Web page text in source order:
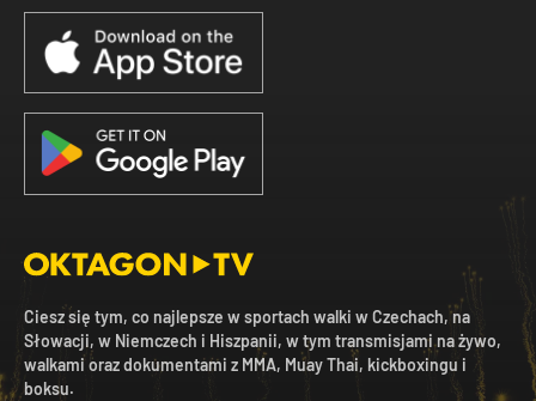
Ciesz się tym, co najlepsze w sportach walki w Czechach, na
Słowacji, w Niemczech i Hiszpanii, w tym transmisjami na żywo,
walkami oraz dokumentami z MMA, Muay Thai, kickboxingu i
boksu.